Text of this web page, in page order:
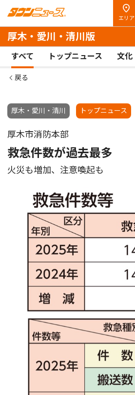
エリア
厚木・愛川・清川版
すべて トップニュース 文化
戻る
厚木・愛川・清川 トップニュース
厚木市消防本部
救急件数が過去最多
火災も増加、注意喚起も